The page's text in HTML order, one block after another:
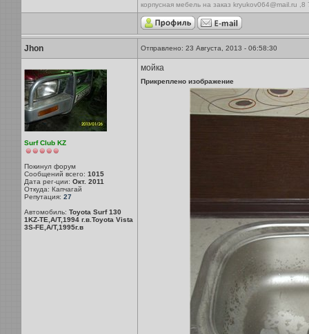
корпусная мебель на заказ kryukov064@mail.ru
Jhon Отправлено: 23 Августа, 2013 - 06:58:30
Surf Club KZ
Покинул форум
Сообщений всего: 1015
Дата рег-ции: Окт. 2011
Откуда: Капчагай
Репутация: 27
Автомобиль: Toyota Surf 130
1KZ-TE,A/T,1994 г.в.Toyota Vista
3S-FE,A/T,1995г.в
мойка
Прикреплено изображение